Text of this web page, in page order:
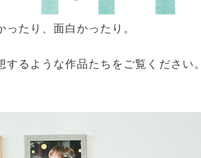
たり、面白かったり。
るような作品たちをご覧ください。